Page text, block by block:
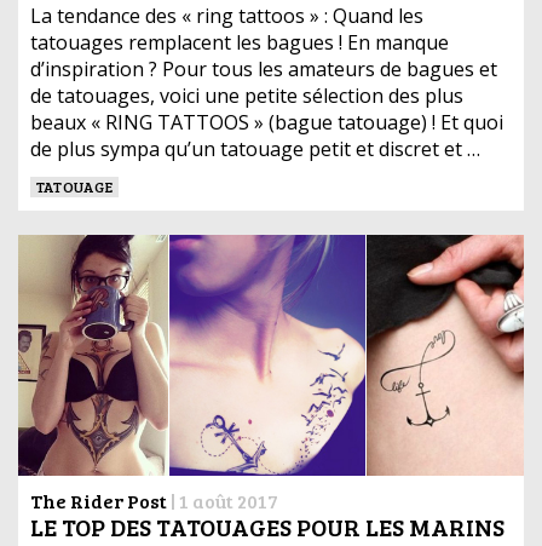
La tendance des « ring tattoos » : Quand les
tatouages remplacent les bagues ! En manque
d’inspiration ? Pour tous les amateurs de bagues et
de tatouages, voici une petite sélection des plus
beaux « RING TATTOOS » (bague tatouage) ! Et quoi
de plus sympa qu’un tatouage petit et discret et …
TATOUAGE
The Rider Post| 1 août 2017
LE TOP DES TATOUAGES POUR LES MARINS